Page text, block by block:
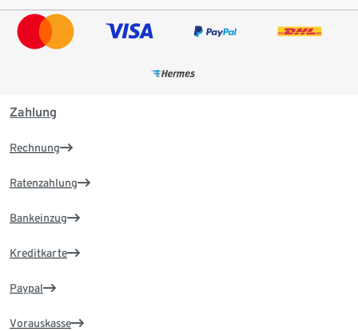
Zahlung
Rechnung
Ratenzahlung
Bankeinzug
Kreditkarte
Paypal
Vorauskasse